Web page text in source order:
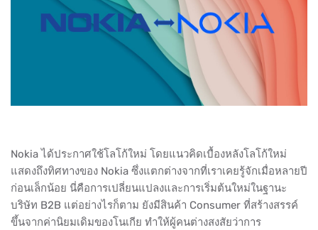
Nokia ได้ประกาศใช้โลโก้ใหม่ โดยแนวคิดเบื้องหลังโลโก้ใหม่
แสดงถึงทิศทางของ Nokia ซึ่งแตกต่างจากที่เราเคยรู้จักเมื่อหลายปี
ก่อนเล็กน้อย นี่คือการเปลี่ยนแปลงและการเริ่มต้นใหม่ในฐานะ
บริษัท B2B แต่อย่างไรก็ตาม ยังมีสินค้า Consumer ที่สร้างสรรค์
ขึ้นจากค่านิยมเดิมของโนเกีย ทำให้ผู้คนต่างสงสัยว่าการ